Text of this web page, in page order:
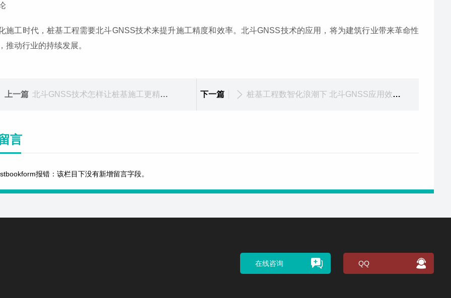
施工时代，桩基工程需要北斗GNSS技术来提升施工精度和效率。北斗GNSS技术的应用，将为建筑行业带来革命性
推动行业的持续发展。
上一篇 北斗GNSS技术怎样让桩基施工更精准更智能？ 下一篇 桩基工程数智化浪潮下 北斗GNSS应用效果如何？
言
报错：该栏目下没有新增留言字段。
在线咨询 QQ